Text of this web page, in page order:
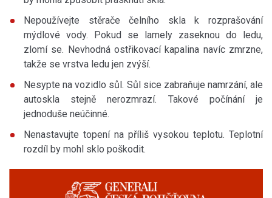
Nepoužívejte stěrače čelního skla k rozprašování
mýdlové vody. Pokud se lamely zaseknou do ledu,
zlomí se. Nevhodná ostřikovací kapalina navíc zmrzne,
takže se vrstva ledu jen zvýší.
Nesypte na vozidlo sůl. Sůl sice zabraňuje namrzání, ale
autoskla stejně nerozmrazí. Takové počínání je
jednoduše neúčinné.
Nenastavujte topení na příliš vysokou teplotu. Teplotní
rozdíl by mohl sklo poškodit.